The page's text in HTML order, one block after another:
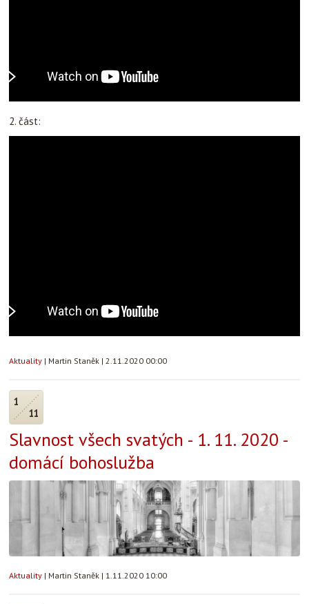
2. část:
Aktuality | Martin Staněk | 2.11.2020 00:00
1
11
Slavnost všech svatých - 1. 11. 2020 -
domácí bohoslužba
Aktuality | Martin Staněk | 1.11.2020 10:00